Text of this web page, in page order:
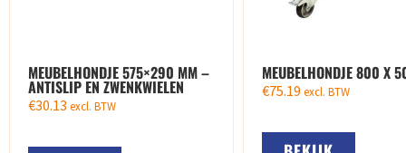
MEUBELHONDJE 575×290 MM –
ANTISLIP EN ZWENKWIELEN
€30.13 excl. BTW
MEUBELHONDJE 800 X
€75.19 excl. BTW